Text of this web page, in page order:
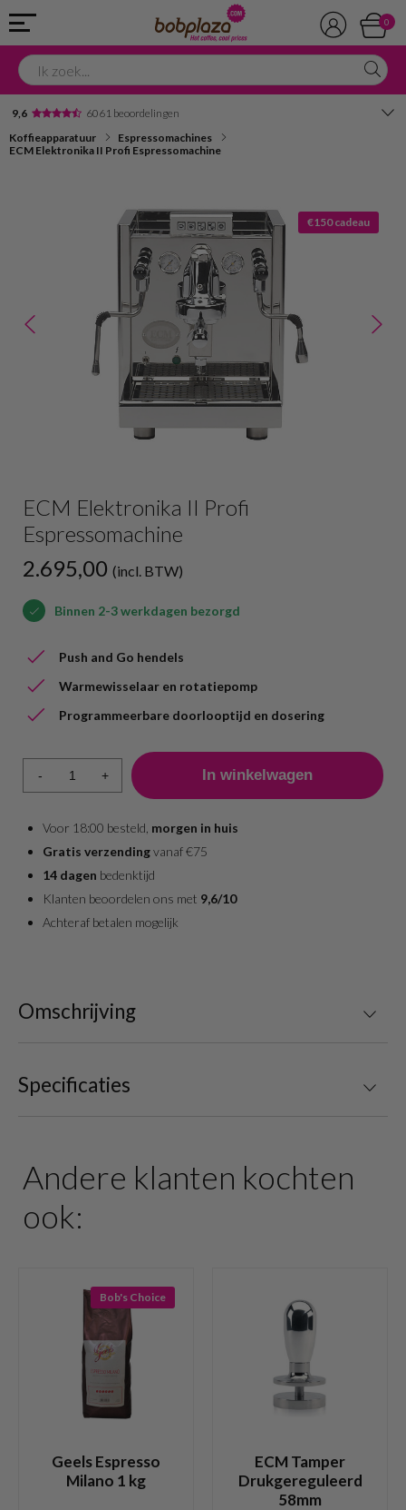
0
9,6 6061 beoordelingen
Avondbezorging
Koffieapparatuur
Espressomachines
ECM Elektronika II Profi Espressomachine
€150 cadeau
ECM Elektronika II Profi
Espressomachine
2.695,00 (incl. BTW)
Binnen 2-3 werkdagen bezorgd
Push and Go hendels
Warmewisselaar en rotatiepomp
Programmeerbare doorlooptijd en dosering
- +
Voor 18:00 besteld, morgen in huis
Gratis verzendingvanaf €75
14 dagen bedenktijd
Klanten beoordelen ons met 9,6/10
Achteraf betalen mogelijk
Omschrijving
Specificaties
Andere klanten kochten
ook:
Bob's Choice
Geels Espresso
Milano 1 kg
ECM Tamper
Drukgereguleerd
58mm